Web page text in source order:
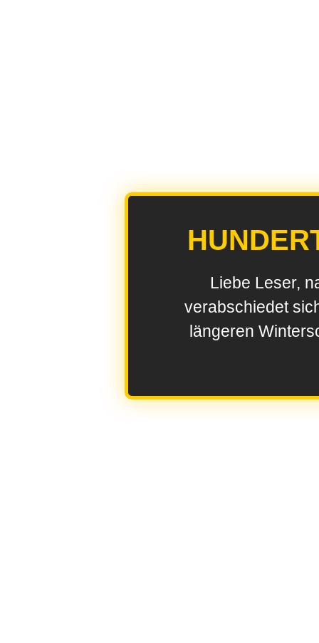
Liebe Leser,
verabschiedet
längeren